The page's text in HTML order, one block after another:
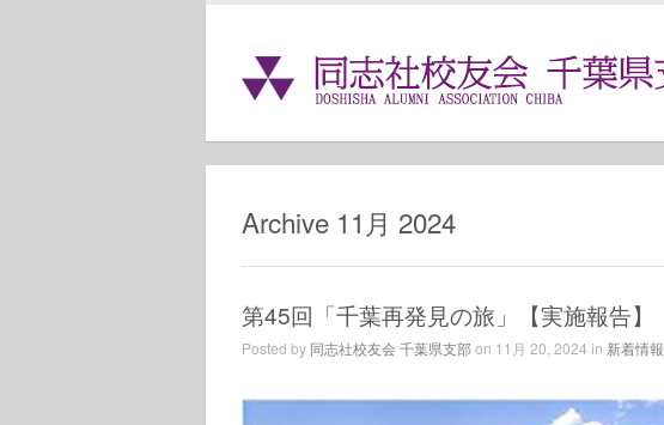
Archive 11月 2024
第45回「千葉再発見の旅」【実施報告】
Posted by 同志社校友会 千葉県支部on 11月 20, 2024 in 新着情報